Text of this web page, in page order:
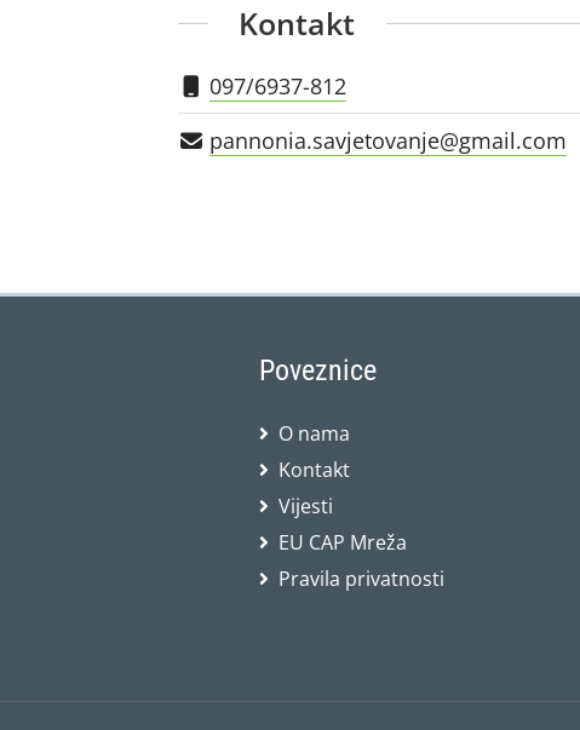
Kontakt
097/6937-812
pannonia.savjetovanje@gmail.com
Poveznice
O nama
Kontakt
Vijesti
EU CAP Mreža
Pravila privatnosti